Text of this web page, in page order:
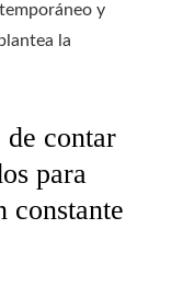
y
la
de contar
para
constante